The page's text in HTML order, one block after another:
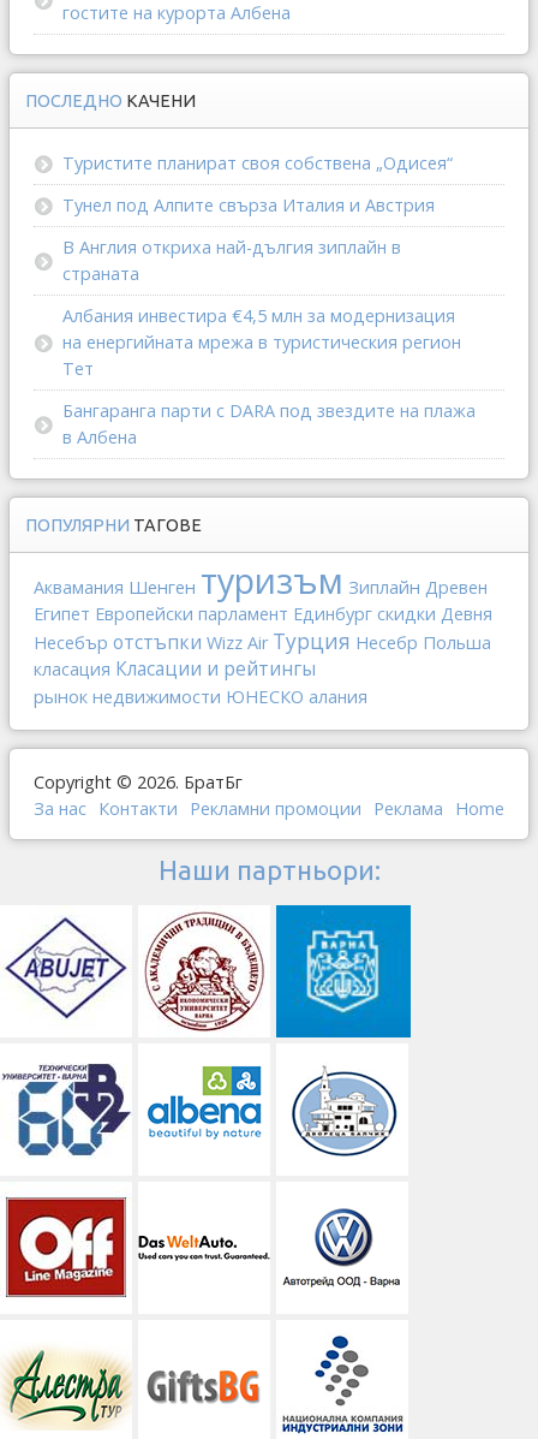
гостите на курорта Албена
ПОСЛЕДНО КАЧЕНИ
Туристите планират своя собствена „Одисея“
Тунел под Алпите свърза Италия и Австрия
В Англия откриха най-дългия зиплайн в
страната
Албания инвестира €4,5 млн за модернизация
на енергийната мрежа в туристическия регион
Тет
Бангаранга парти с DARA под звездите на плажа
в Албена
ПОПУЛЯРНИ ТАГОВЕ
Аквамания Шенген туризъм Зиплайн Древен
Египет Европейски парламент Единбург скидки Девня
Несебър отстъпки Wizz Air Турция Несебр Польша
класация Класации и рейтингы
рынок недвижимости ЮНЕСКО алания
Copyright © 2026. БратБг
За нас Контакти Рекламни промоции Реклама Home
Наши партньори: